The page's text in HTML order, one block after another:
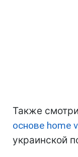
Также
основе home
украинской